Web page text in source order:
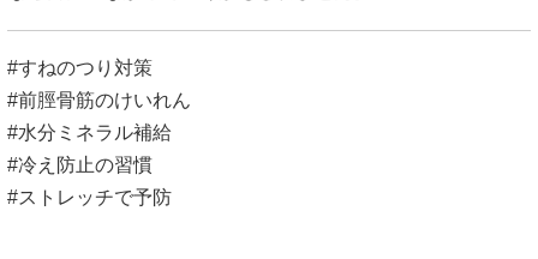
#すねのつり対策
#前脛骨筋のけいれん
#水分ミネラル補給
#冷え防止の習慣
#ストレッチで予防